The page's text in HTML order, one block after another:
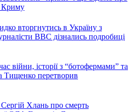
Криму
вторгнутись в Україну з
ВВС дізнались подробиці
війни, історії з “ботофермами” та
Тищенко перетворив
Хлань про смерть